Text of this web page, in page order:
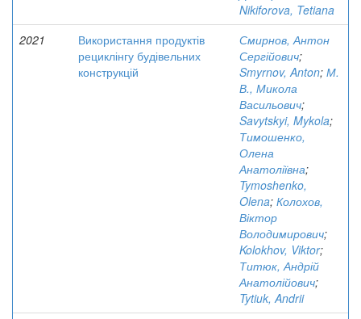
Nikiforova, Tetiana
2021
Використання продуктів
рециклінгу будівельних
конструкцій
Смирнов, Антон
Сергійович;
Smyrnov, Anton; М.
В., Микола
Васильович;
Savytskyi, Mykola;
Тимошенко,
Олена
Анатоліївна;
Tymoshenko,
Olena; Колохов,
Віктор
Володимирович;
Kolokhov, Viktor;
Титюк, Андрій
Анатолійович;
Tytiuk, Andrii